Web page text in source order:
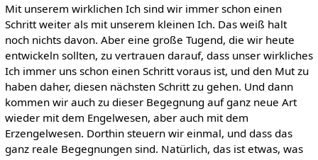
Mit unserem wirklichen Ich sind wir immer schon einen
Schritt weiter als mit unserem kleinen Ich. Das weiß halt
noch nichts davon. Aber eine große Tugend, die wir heute
entwickeln sollten, zu vertrauen darauf, dass unser wirkliches
Ich immer uns schon einen Schritt voraus ist, und den Mut zu
haben daher, diesen nächsten Schritt zu gehen. Und dann
kommen wir auch zu dieser Begegnung auf ganz neue Art
wieder mit dem Engelwesen, aber auch mit dem
Erzengelwesen. Dorthin steuern wir einmal, und dass das
ganz reale Begegnungen sind. Natürlich, das ist etwas, was